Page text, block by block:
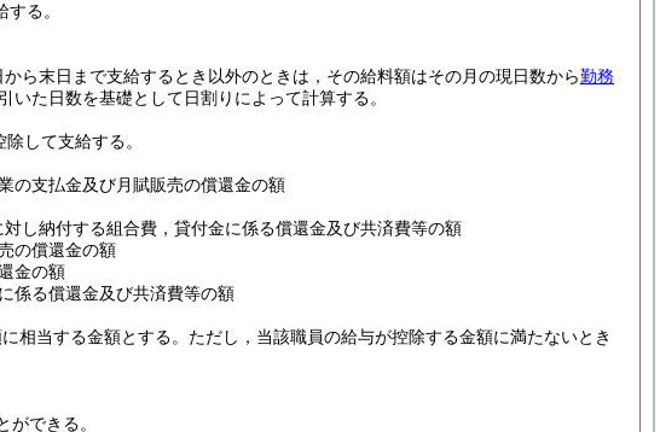
る。
ら末日まで支給するとき以外のときは，その給料額はその月の現日数から勤務
いた日数を基礎として日割りによって計算する。
して支給する。
の支払金及び月賦販売の償還金の額
対し納付する組合費，貸付金に係る償還金及び共済費等の額
の償還金の額
金の額
係る償還金及び共済費等の額
相当する金額とする。 ただし，当該職員の給与が控除する金額に満たないとき
できる。